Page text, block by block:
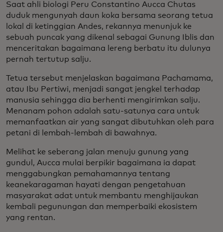
Saat ahli biologi Peru Constantino Aucca Chutas
duduk mengunyah daun koka bersama seorang tetua
lokal di ketinggian Andes, rekannya menunjuk ke
sebuah puncak yang dikenal sebagai Gunung Iblis dan
menceritakan bagaimana lereng berbatu itu dulunya
pernah tertutup salju.
Tetua tersebut menjelaskan bagaimana Pachamama,
atau Ibu Pertiwi, menjadi sangat jengkel terhadap
manusia sehingga dia berhenti mengirimkan salju.
Menanam pohon adalah satu-satunya cara untuk
memanfaatkan air yang sangat dibutuhkan oleh para
petani di lembah-lembah di bawahnya.
Melihat ke seberang jalan menuju gunung yang
gundul, Aucca mulai berpikir bagaimana ia dapat
menggabungkan pemahamannya tentang
keanekaragaman hayati dengan pengetahuan
masyarakat adat untuk membantu menghijaukan
kembali pegunungan dan memperbaiki ekosistem
yang rentan.